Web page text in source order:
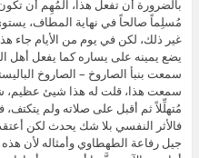
بالضرورة أن تفعل هذا، المُهِم أن
مُسلِماً صالحاً في نهاية المطاف،
غير ذلك، لكن في يوم من الأيام جاء
يضع يمينه على يساره كما يفعل أهل
سمعت بنبأ الصاروخ – الصاروخ
سمعت هذا، قلت له هذا شيئ عظيم،
مُتهلِّلاً ثم أقبل على صلاته ولم
فالأثر النفسي بلا شك يحدث لكن
جيل رفاعة الطهطاوي وأمثاله لأن هذه